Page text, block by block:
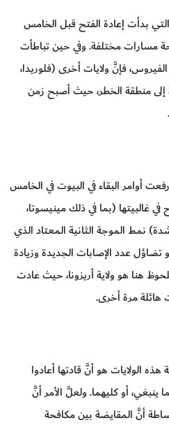
بدأت إعادة الفتح قبل الخامس
مسارات مختلفة. وفي حين تباطأت
الفيروس، فإنَّ ولايات أخرى (فلوريدا،
منطقة الخطر، حيث أصبح زمن
أوامر البقاء في البيوت في الخامس
غالبيتها (بما في ذلك مينيسوتا،
نمط الموجة الثانية المعتاد الذي
تضاؤل عدد الإصابات الجديدة وزيادة
هنا هو ولاية أريزونا، حيث عادت
هائلة مرة أخرى.
الولايات هو أنَّ قادتها أعادوا
ينبغي، أو كليهما. ولعلَّ الأمر أنَّ
أنَّ المقايضة بين مكافحة